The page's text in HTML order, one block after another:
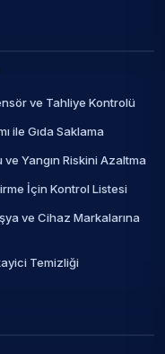
ve Tahliye Kontrolü
ile Gıda Saklama
Yangın Riskini Azaltma
İçin Kontrol Listesi
ve Cihaz Markalarına
Temizliği